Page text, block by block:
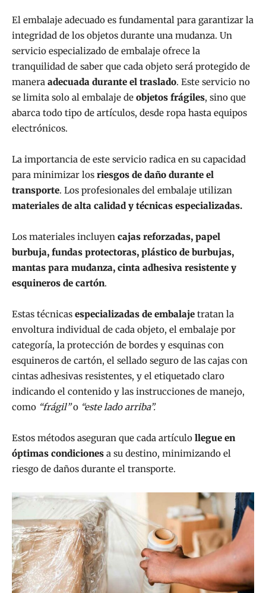
El embalaje adecuado es fundamental para garantizar la
integridad de los objetos durante una mudanza. Un
servicio especializado de embalaje ofrece la
tranquilidad de saber que cada objeto será protegido de
manera adecuada durante el traslado. Este servicio no
se limita solo al embalaje de objetos frágiles, sino que
abarca todo tipo de artículos, desde ropa hasta equipos
electrónicos.
La importancia de este servicio radica en su capacidad
para minimizar los riesgos de daño durante el
transporte. Los profesionales del embalaje utilizan
materiales de alta calidad y técnicas especializadas.
Los materiales incluyen cajas reforzadas, papel
burbuja, fundas protectoras, plástico de burbujas,
mantas para mudanza, cinta adhesiva resistente y
esquineros de cartón.
Estas técnicas especializadas de embalaje tratan la
envoltura individual de cada objeto, el embalaje por
categoría, la protección de bordes y esquinas con
esquineros de cartón, el sellado seguro de las cajas con
cintas adhesivas resistentes, y el etiquetado claro
indicando el contenido y las instrucciones de manejo,
como “frágil”o “este lado arriba”.
Estos métodos aseguran que cada artículo llegue en
óptimas condiciones a su destino, minimizando el
riesgo de daños durante el transporte.